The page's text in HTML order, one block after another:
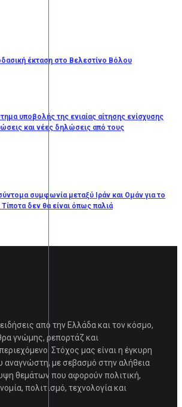
έκταση στο Βελεστίνο Βόλου
υποβολής της ενιαίας αίτησης ενίσχυσης
και νέες δηλώσεις από τους
συμφωνία μεταξύ Ιράν και Ομάν για το
δεν θα είναι όπως παλιά
από την Ελλάδα και τον κόσμο,
γνώμης, ρεπορτάζ και
Στόχος μας είναι η έγκυρη
αναγνώστη, με σεβασμό στην αλήθεια
θεμάτων που αφορούν πολιτική,
πολιτισμό, τεχνολογία και